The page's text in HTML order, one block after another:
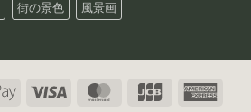
街の景色 風景画
Apple
Visa MasterCardJCB